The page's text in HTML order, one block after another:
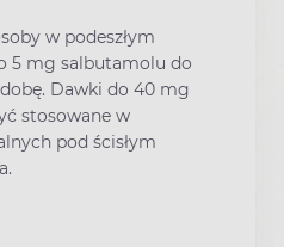
w podeszłym
5 mg salbutamolu do
Dawki do 40 mg
stosowane w
pod ścisłym